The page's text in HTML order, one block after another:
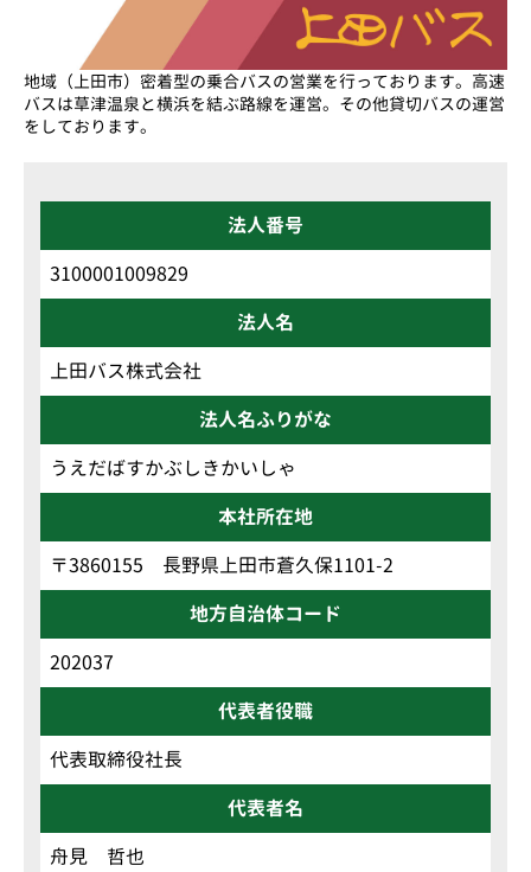
地域（上田市）密着型の乗合バスの営業を行っております。高速
バスは草津温泉と横浜を結ぶ路線を運営。その他貸切バスの運営
をしております。
法人番号
3100001009829
法人名
上田バス株式会社
法人名ふりがな
うえだばすかぶしきかいしゃ
本社所在地
〒3860155 長野県上田市蒼久保1101-2
地方自治体コード
202037
代表者役職
代表取締役社長
代表者名
舟見 哲也